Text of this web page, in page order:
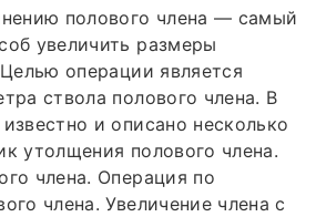
полового члена — самый
увеличить размеры
операции является
ствола полового члена. В
и описано несколько
утолщения полового члена.
члена. Операция по
члена. Увеличение члена с